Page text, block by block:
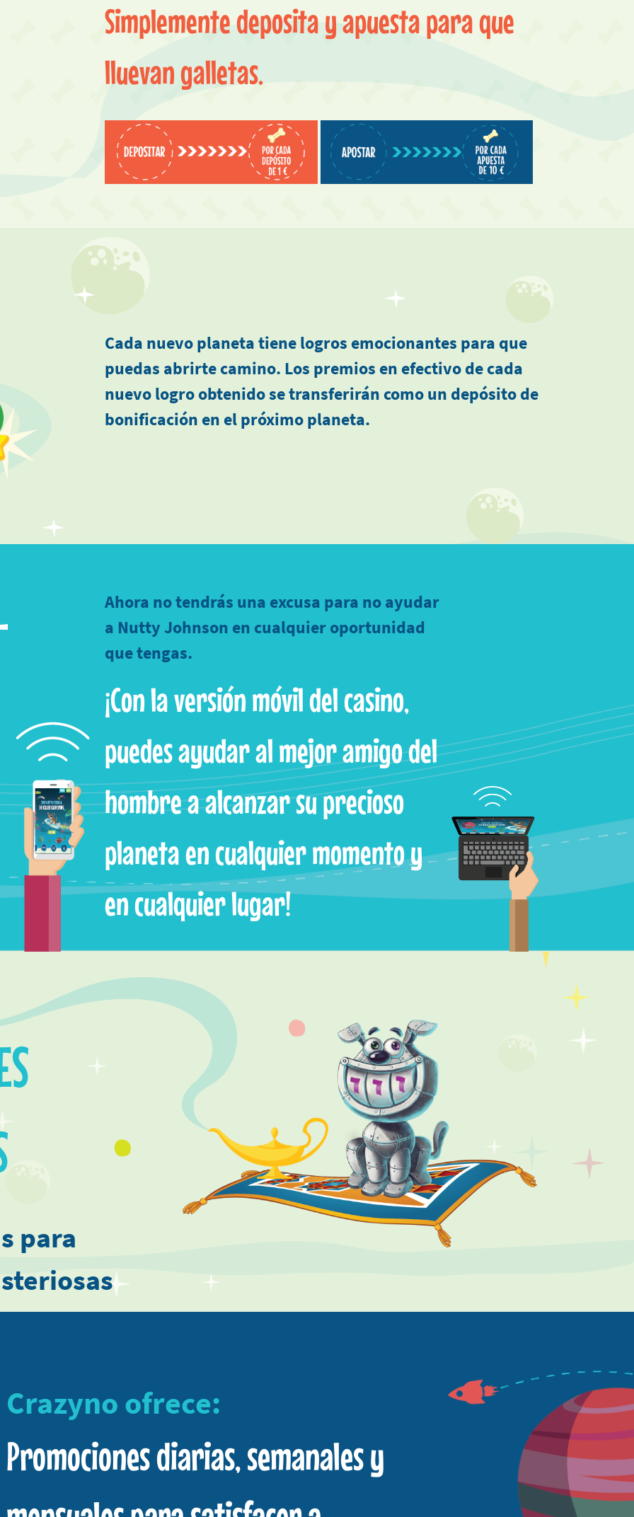
Simplemente deposita y apuesta para que
lluevan galletas.
Cada nuevo planeta tiene logros emocionantes para que
puedas abrirte camino. Los premios en efectivo de cada
nuevo logro obtenido se transferirán como un depósito de
bonificación en el próximo planeta.
Ahora no tendrás una excusa para no ayudar
a Nutty Johnson en cualquier oportunidad
que tengas.
¡Con la versión móvil del casino,
puedes ayudar al mejor amigo del
hombre a alcanzar su precioso
planeta en cualquier momento y
en cualquier lugar!
para
Crazyno ofrece:
Promociones diarias, semanales y